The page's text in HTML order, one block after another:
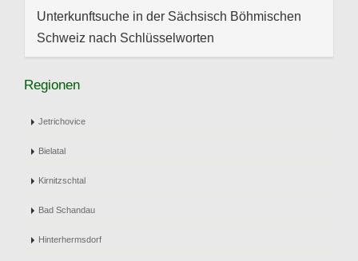
Unterkunftsuche in der Sächsisch Böhmischen
Schweiz nach Schlüsselworten
Regionen
Jetrichovice
Bielatal
Kirnitzschtal
Bad Schandau
Hinterhermsdorf